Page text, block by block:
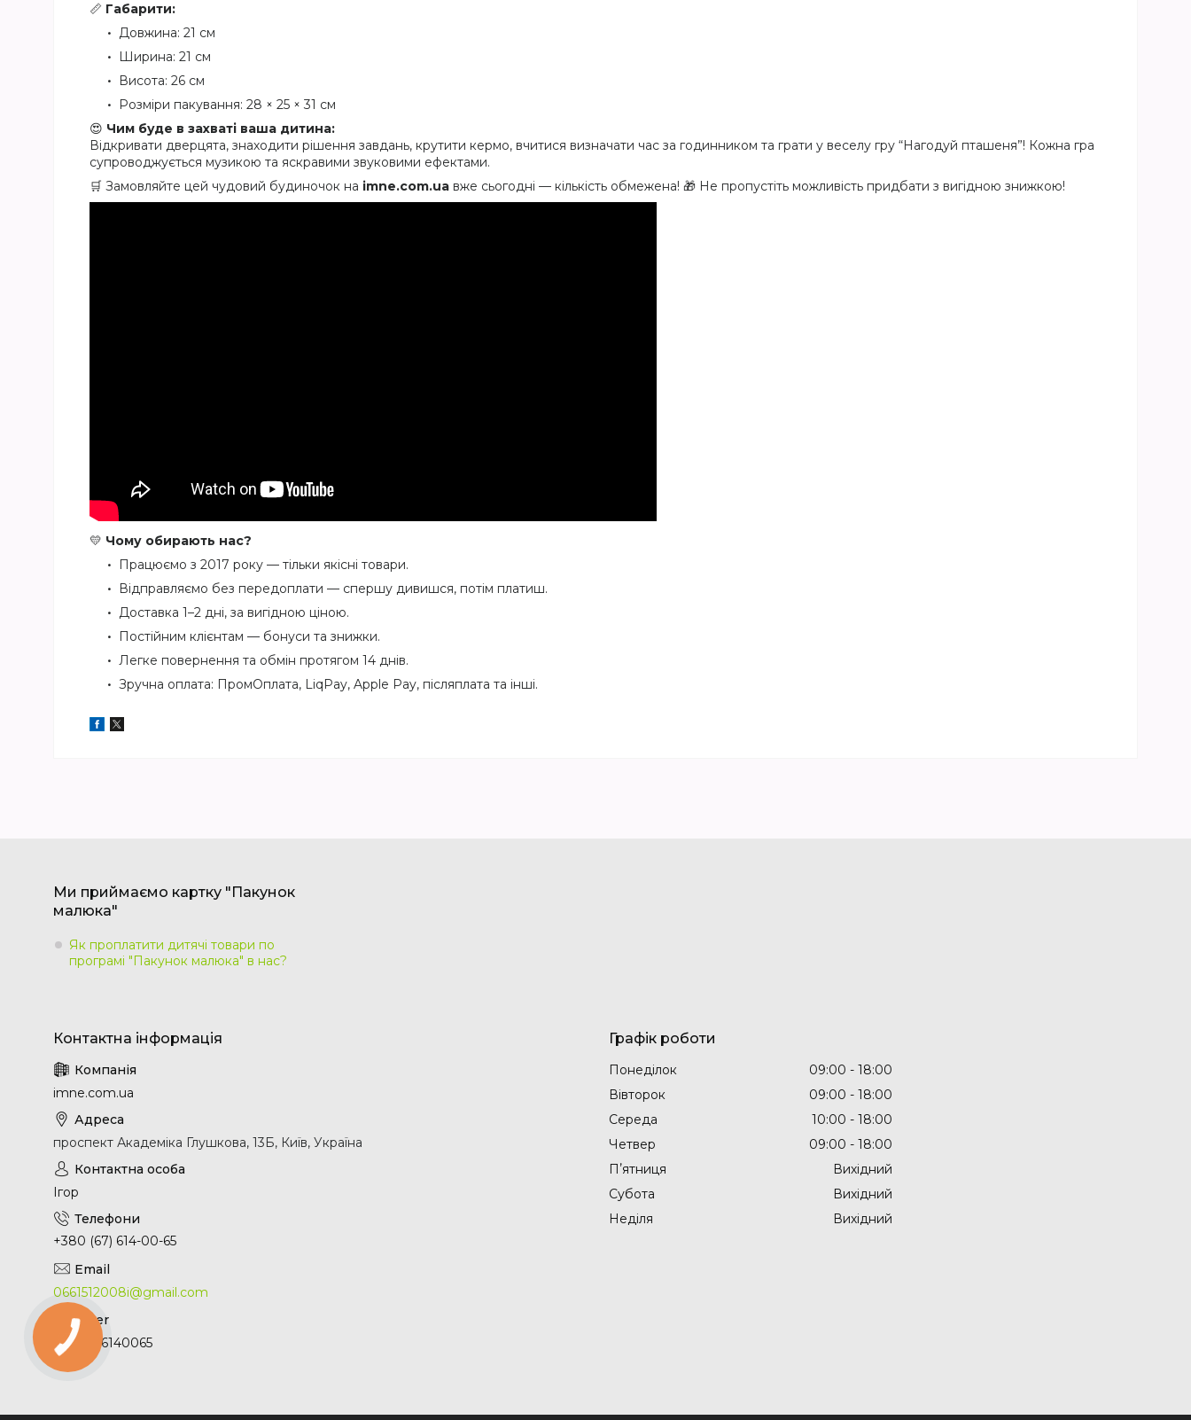
📏 Габарити:
Довжина: 21 см
Ширина: 21 см
Висота: 26 см
Розміри пакування: 28 × 25 × 31 см
😍 Чим буде в захваті ваша дитина:
Відкривати дверцята, знаходити рішення завдань, крутити кермо, вчитися визначати час за годинником та грати у веселу гру “Нагодуй пташеня”! Кожна гра
супроводжується музикою та яскравими звуковими ефектами.
🛒 Замовляйте цей чудовий будиночок на imne.com.ua вже сьогодні — кількість обмежена! 🎁 Не пропустіть можливість придбати з вигідною знижкою!
💛 Чому обирають нас?
Працюємо з 2017 року — тільки якісні товари.
Відправляємо без передоплати — спершу дивишся, потім платиш.
Доставка 1–2 дні, за вигідною ціною.
Постійним клієнтам — бонуси та знижки.
Легке повернення та обмін протягом 14 днів.
Зручна оплата: ПромОплата, LiqPay, Apple Pay, післяплата та інші.
Ми приймаємо картку "Пакунок
малюка"
Як проплатити дитячі товари по
програмі "Пакунок малюка" в нас?
imne.com.ua
проспект Академіка Глушкова, 13Б, Київ, Україна
Ігор
+380 (67) 614-00-65
0661512008i@gmail.com
+380676140065
Графік роботи
Понеділок 09:00
18:00
Вівторок
09:00
18:00
Середа
10:00
18:00
Четвер
09:00
18:00
Пʼятниця
Вихідний
Субота
Вихідний
Неділя
Вихідний